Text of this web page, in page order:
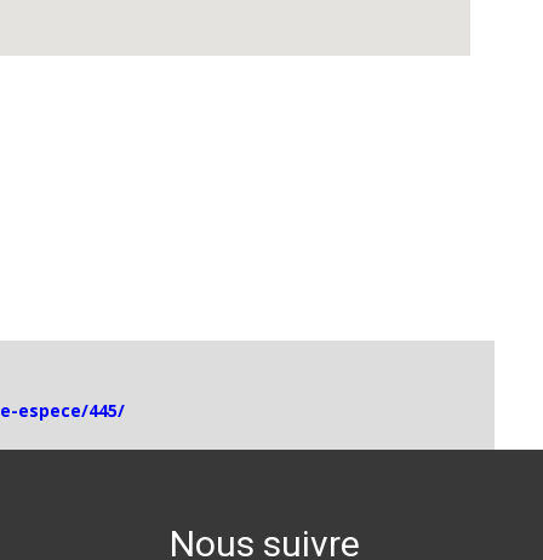
espece/445/
Nous suivre